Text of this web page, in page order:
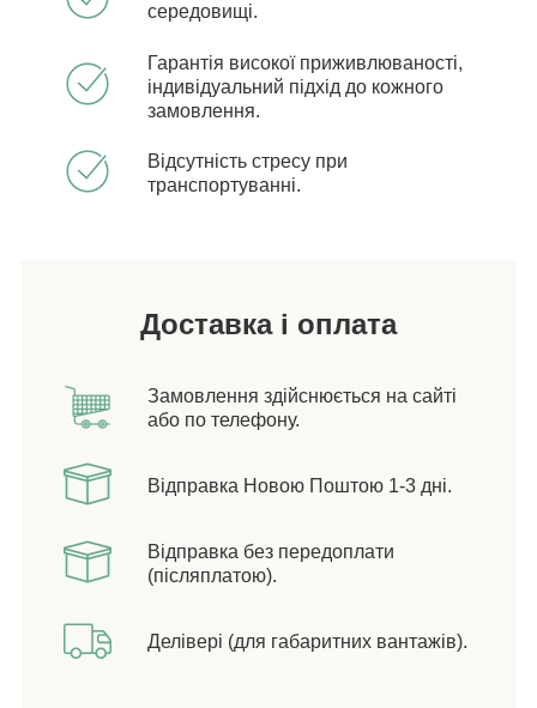
середовищі.
Гарантія високої приживлюваності,
індивідуальний підхід до кожного
замовлення.
Відсутність стресу при
транспортуванні.
Доставка і оплата
Замовлення здійснюється на сайті
або по телефону.
Відправка Новою Поштою 1-3 дні.
Відправка без передоплати
(післяплатою).
Делівері (для габаритних вантажів).